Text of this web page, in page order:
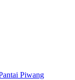
Piwang